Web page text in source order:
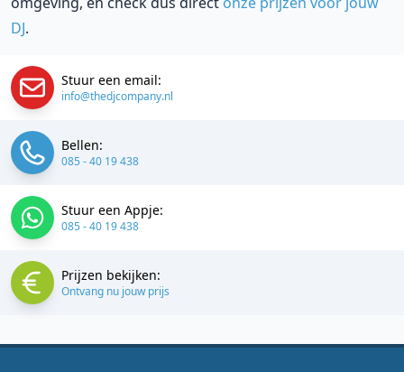
DJ.
Stuur een email:
info@thedjcompany.nl
Bellen:
085 - 40 19 438
Stuur een Appje:
085 - 40 19 438
Prijzen bekijken:
Ontvang nu jouw prijs